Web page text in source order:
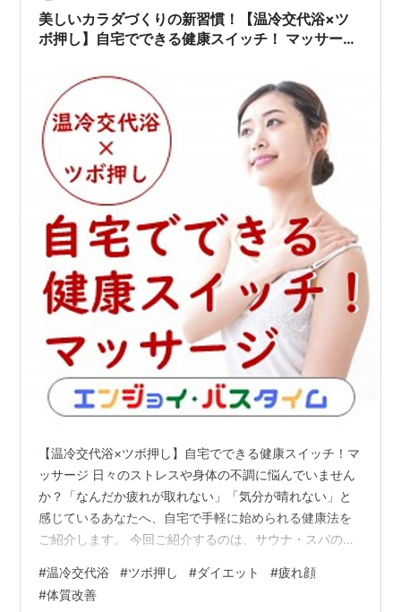
ュと押したくなるけど、7秒ギューーっと押すのがいいん
だそう。 しかも押すのに良い指も教えて…
美しいカラダづくりの新習慣！【温冷交代浴×ツ
ボ押し】自宅でできる健康スイッチ！ マッサージ
【温冷交代浴×ツボ押し】自宅でできる健康スイッチ！マ
ッサージ 日々のストレスや身体の不調に悩んでいません
か？「なんだか疲れが取れない」「気分が晴れない」と
感じているあなたへ、自宅で手軽に始められる健康法を
ご紹介します。 今回ご紹介するのは、サウナ・スパの専
でできる健康スイッチ！マッサージです。ぜひ、最後ま
でご覧ください。 執筆者 毎日を忙しくお過ごしの50代
#温冷交代浴 #ツボ押し #ダイエット #疲れ顔
#体質改善